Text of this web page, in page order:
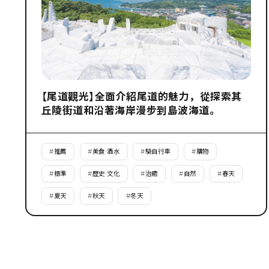
【尾道觀光】全面介紹尾道的魅力，從探索其
丘陵街道和沿著海岸漫步到島波海道。
#推薦 #美食·酒水 #騎自行車 #購物
#標準 #歷史·文化 #治癒 #自然 #春天
#夏天 #秋天 #冬天